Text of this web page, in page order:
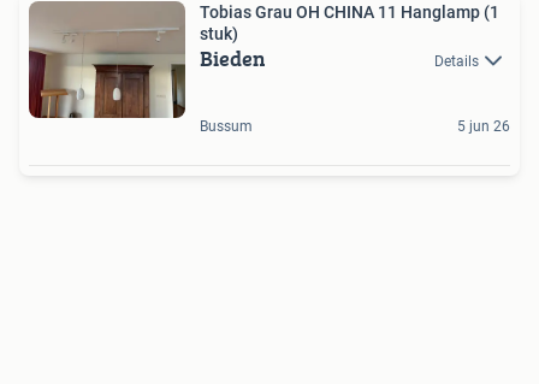
Tobias Grau OH CHINA 11 Hanglamp (1
stuk)
Bieden Details
Bussum 5 jun 26